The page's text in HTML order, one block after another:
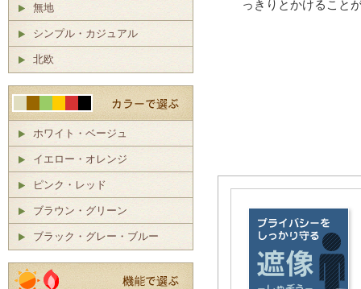
っきりとかけること
無地
シンプル・カジュアル
北欧
ホワイト・ベージュ
イエロー・オレンジ
ピンク・レッド
ブラウン・グリーン
ブラック・グレー・ブルー